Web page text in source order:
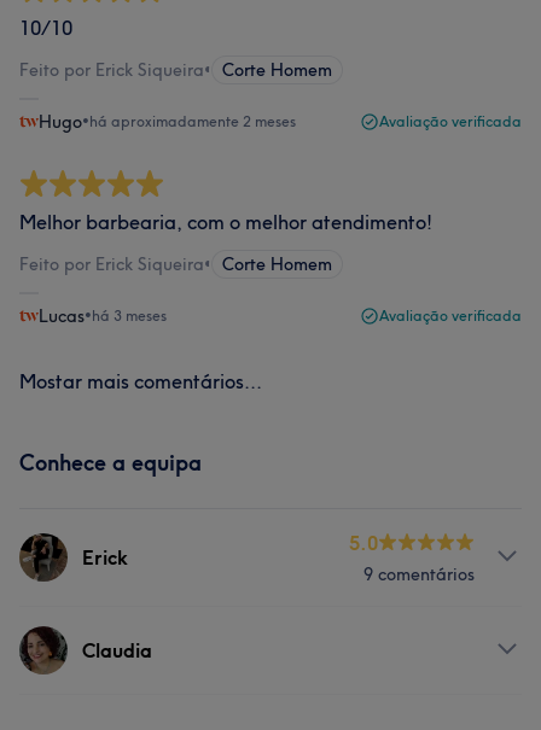
10/10
Feito por Erick Siqueira• Corte Homem
Hugo•há aproximadamente 2 meses Avaliação verificada
Melhor barbearia, com o melhor atendimento!
Feito por Erick Siqueira• Corte Homem
Lucas•há 3 meses Avaliação verificada
Mostar mais comentários...
Conhece a equipa
Erick
5.0
9 comentários
ServiçosClaudia